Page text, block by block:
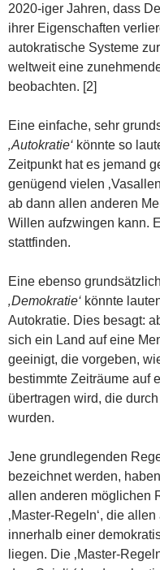
2020-iger Jahren, dass
ihrer Eigenschaften
autokratische Systeme
weltweit eine
beobachten. [2]
Eine einfache, sehr
‚Autokratie‘ könnte so
Zeitpunkt hat es jemand
genügend vielen
ab dann allen anderen
Willen aufzwingen kann.
stattfinden.
Eine ebenso
‚Demokratie‘ könnte
Autokratie. Dies besagt:
sich ein Land auf eine
geeinigt, die vorgeben,
bestimmte Zeiträume auf
übertragen wird, die
wurden.
Jene grundlegenden
bezeichnet werden,
allen anderen möglichen
‚Master-Regeln‘, die
innerhalb einer
liegen. Die ‚Master-